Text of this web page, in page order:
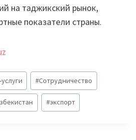
на таджикский рынок,
показатели страны.
услуги #Сотрудничество
#экспорт